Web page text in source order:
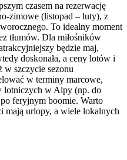
czasem na rezerwację
zimowe (listopad – luty), z
To idealny moment
tłumów. Dla miłośników
będzie maj,
doskonała, a ceny lotów i
w szczycie sezonu
w terminy marcowe,
lotniczych w Alpy (np. do
feryjnym boomie. Warto
mają urlopy, a wiele lokalnych